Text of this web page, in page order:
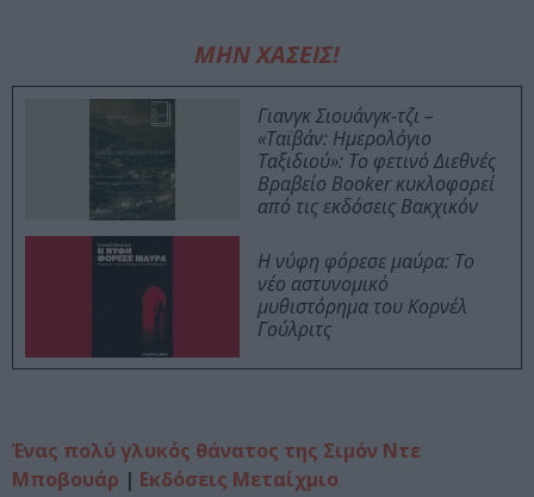
ΜΗΝ ΧΑΣΕΙΣ!
Γιανγκ Σιουάνγκ-τζι –
«Ταϊβάν: Ημερολόγιο
Ταξιδιού»: Το φετινό Διεθνές
Βραβείο Booker κυκλοφορεί
από τις εκδόσεις Βακχικόν
Η νύφη φόρεσε μαύρα: Το
νέο αστυνομικό
μυθιστόρημα του Κορνέλ
Γούλριτς
Ένας πολύ γλυκός θάνατος της Σιμόν Ντε
Μποβουάρ | Εκδόσεις Μεταίχμιο